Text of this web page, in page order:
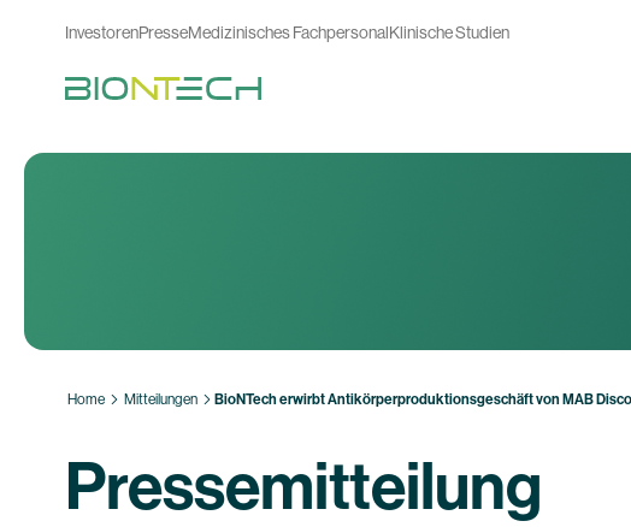
InvestorenPresseMedizinisches FachpersonalKlinische Studien
Home Mitteilungen BioNTech erwirbt Antikörperproduktionsgeschäft von MAB
Pressemitteilung